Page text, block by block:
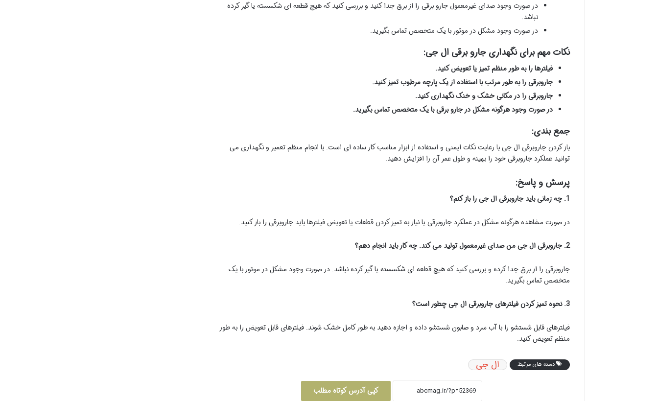
در صورت وجود صدای غیرمعمول جارو برقی را از برق جدا کنید و بررسی کنید که هیچ قطعه ای شکسسته یا گیر کرده
نباشد.
در صورت وجود مشکل در موتور با یک متخصص تماس بگیرید.
نکات مهم برای نگهداری جارو برقی ال جی:
فیلترها را به طور منظم تمیز یا تعویض کنید.
جاروبرقی را به طور مرتب با استفاده از یک پارچه مرطوب تمیز کنید.
جاروبرقی را در مکانی خشک و خنک نگهداری کنید.
در صورت وجود هرگونه مشکل در جارو برقی با یک متخصص تماس بگیرید.
جمع بندی:
باز کردن جاروبرقی ال جی با رعایت نکات ایمنی و استفاده از ابزار مناسب کار ساده ای است. با انجام منظم تعمیر و نگهداری می
توانید عملکرد جاروبرقی خود را بهینه و طول عمر آن را افزایش دهید.
پرسش و پاسخ:
1. چه زمانی باید جاروبرقی ال جی را باز کنم؟
در صورت مشاهده هرگونه مشکل در عملکرد جاروبرقی یا نیاز به تمیز کردن قطعات یا تعویض فیلترها باید جاروبرقی را باز کنید.
2. جاروبرقی ال جی من صدای غیرمعمول تولید می کند. چه کار باید انجام دهم؟
جاروبرقی را از برق جدا کرده و بررسی کنید که هیچ قطعه ای شکسسته یا گیر کرده نباشد. در صورت وجود مشکل در موتور با یک
متخصص تماس بگیرید.
3. نحوه تمیز کردن فیلترهای جاروبرقی ال جی چطور است؟
فیلترهای قابل شستشو را با آب سرد و صابون شستشو داده و اجازه دهید به طور کامل خشک شوند. فیلترهای قابل تعویض را به طور
منظم تعویض کنید.
دسته های مرتبط ال جی
کپی آدرس کوتاه مطلب